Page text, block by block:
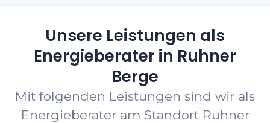
Unsere Leistungen als
Energieberater in Ruhner
Berge
Mit folgenden Leistungen sind wir als
Energieberater am Standort Ruhner